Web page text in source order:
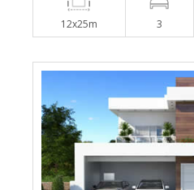
12x25m 3